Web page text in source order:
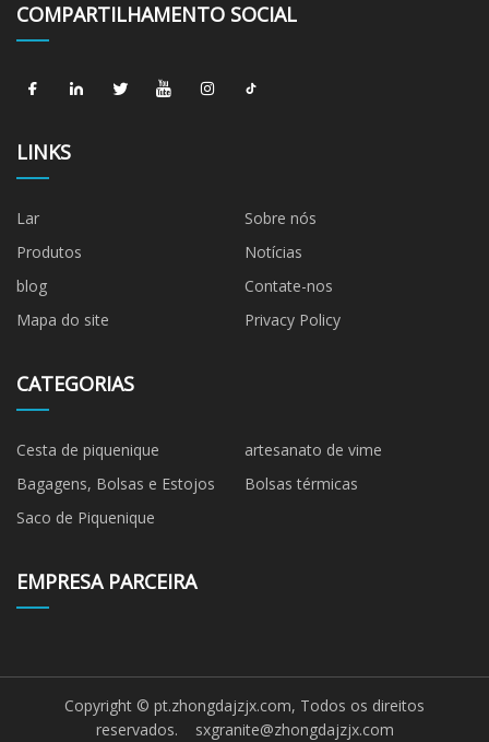
COMPARTILHAMENTO SOCIAL
LINKS
Lar
Sobre nós
Produtos
Notícias
blog
Contate-nos
Mapa do site
Privacy Policy
CATEGORIAS
Cesta de piquenique
artesanato de vime
Bagagens, Bolsas e Estojos
Bolsas térmicas
Saco de Piquenique
EMPRESA PARCEIRA
Copyright © pt.zhongdajzjx.com, Todos os direitos
reservados. sxgranite@zhongdajzjx.com